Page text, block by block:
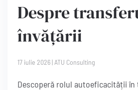
Despre
învățării
17 iulie 2026|ATU Consulting
Descoperă rolul autoeficacității